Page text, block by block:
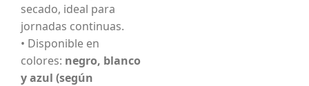
secado, ideal para
jornadas continuas.
• Disponible en
colores: negro, blanco
y azul (según